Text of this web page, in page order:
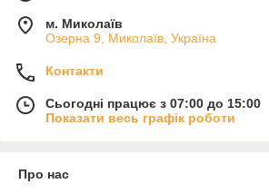
м. Миколаїв
Озерна 9, Миколаїв, Україна
Контакти
Сьогодні працює з 07:00 до 15:00
Показати весь графік роботи
Про нас